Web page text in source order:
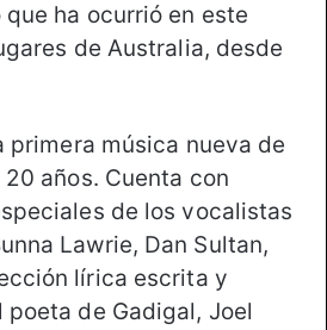
ha ocurrió en este
de Australia, desde
primera música nueva de
20 años. Cuenta con
de los vocalistas
Lawrie, Dan Sultan,
lírica escrita y
de Gadigal, Joel